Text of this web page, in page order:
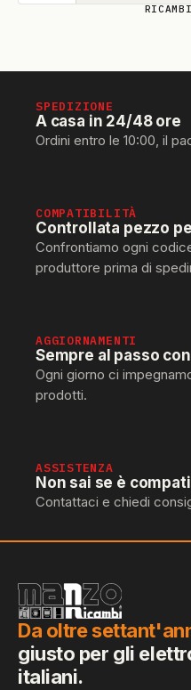
SPEDIZIONE
A casa in 24/48 ore
Ordini entro le 10:00, il
COMPATIBILITÀ
Controllata pezzo
Confrontiamo ogni
produttore prima di
AGGIORNAMENTI
Sempre al passo
Ogni giorno ci
prodotti.
ASSISTENZA
Non sai se è
Contattaci e chiedi
Da oltre
giusto per gli
italiani.